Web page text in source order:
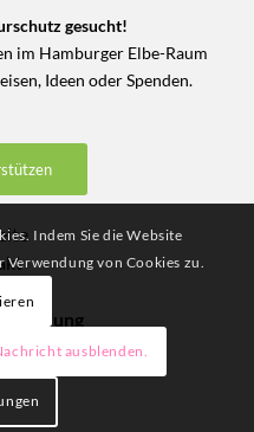
gesucht!
im Hamburger Elbe-Raum
Ideen oder Spenden.
Indem Sie die Website
von Cookies zu.
ausblenden.